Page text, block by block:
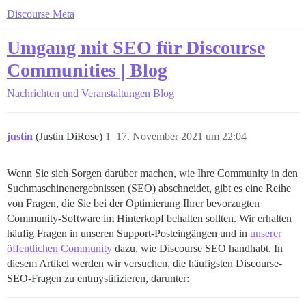
Discourse Meta
Umgang mit SEO für Discourse
Communities | Blog
Nachrichten und Veranstaltungen Blog
justin (Justin DiRose) 17. November 2021 um 22:04
1
Wenn Sie sich Sorgen darüber machen, wie Ihre Community in den
Suchmaschinenergebnissen (SEO) abschneidet, gibt es eine Reihe
von Fragen, die Sie bei der Optimierung Ihrer bevorzugten
Community-Software im Hinterkopf behalten sollten. Wir erhalten
häufig Fragen in unseren Support-Posteingängen und in unserer
öffentlichen Community dazu, wie Discourse SEO handhabt. In
diesem Artikel werden wir versuchen, die häufigsten Discourse-
SEO-Fragen zu entmystifizieren, darunter: